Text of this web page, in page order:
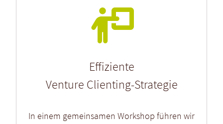
Effiziente
Venture Clienting-Strategie
In einem gemeinsamen Workshop führen wir